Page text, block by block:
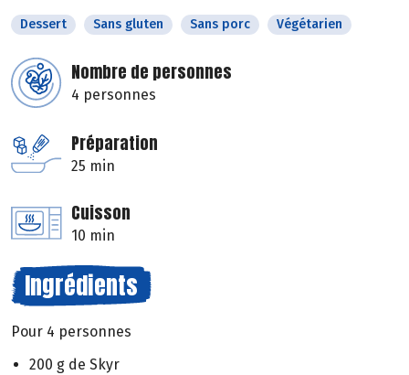
Dessert Sans gluten Sans porc Végétarien
Nombre de personnes
4 personnes
Préparation
25 min
Cuisson
10 min
Ingrédients
Pour 4 personnes
200 g de Skyr